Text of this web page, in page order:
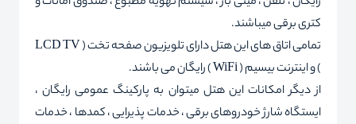
کتری برقی میباشند.
تمامی اتاق های این هتل دارای تلویزیون صفحه تخت ( LCD TV
) و اینترنت بیسیم ( WiFi ) رایگان می باشند.
از دیگر امکانات این هتل میتوان به پارکینگ عمومی رایگان ،
ایستگاه شارژ خودروهای برقی ، خدمات پذیرایی ، کمدها ، خدمات